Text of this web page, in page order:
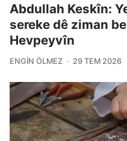
Abdullah Keskîn:
sereke dê ziman
Hevpeyvîn
ENGIN ÖLMEZ 29 TEM 2026